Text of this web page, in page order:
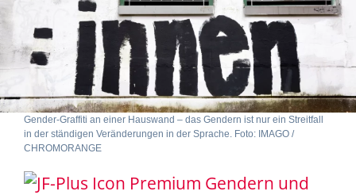
Gender-Graffiti an einer Hauswand – das Gendern ist nur ein Streitfall
in der ständigen Veränderungen in der Sprache. Foto: IMAGO /
CHROMORANGE
Gendern und